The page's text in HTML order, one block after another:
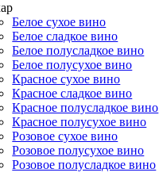
Белое сухое вино
Белое сладкое вино
Белое полусладкое вино
Белое полусухое вино
Красное сухое вино
Красное сладкое вино
Красное полусладкое вино
Красное полусухое вино
Розовое сухое вино
Розовое полусухое вино
Розовое полусладкое вино